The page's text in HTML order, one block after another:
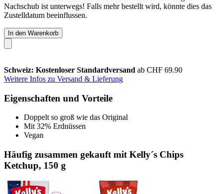
Nachschub ist unterwegs! Falls mehr bestellt wird, könnte dies das
Zustelldatum beeinflussen.
In den Warenkorb
Schweiz: Kostenloser Standardversand ab CHF 69.90
Weitere Infos zu Versand & Lieferung
Eigenschaften und Vorteile
Doppelt so groß wie das Original
Mit 32% Erdnüssen
Vegan
Häufig zusammen gekauft mit Kelly´s Chips
Ketchup, 150 g